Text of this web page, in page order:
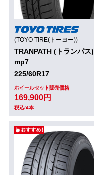
(TOYO TIRE(トーヨー))
TRANPATH (トランパス)
mp7
225/60R17
ホイールセット販売価格
169,900円
税込/4本